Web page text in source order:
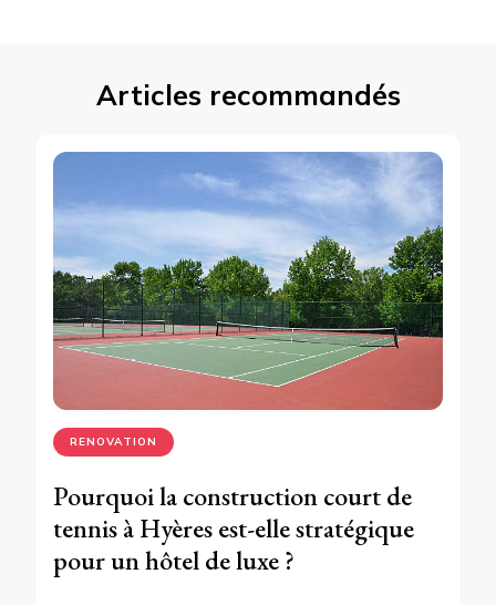
Articles recommandés
RENOVATION
Pourquoi la construction court de
tennis à Hyères est-elle stratégique
pour un hôtel de luxe ?